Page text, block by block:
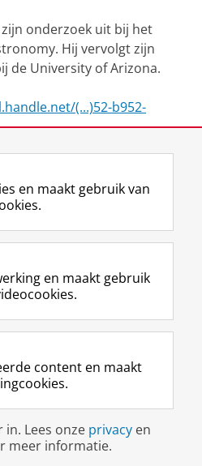
onderzoek uit bij het
Hij vervolgt zijn
de University of Arizona.
(...)52-b952-
F
a
e
b
o
p
a
i
n
a
L
i
k
e
I
-
p
g
i
n
R
S
-
f
e
R
k
s
u
I
n
t
r
m
c
c
o
Y
o
T
e
k
a
a
Inloggen
en maakt gebruik van
en maakt gebruik
content en maakt
Lees onze privacy en
meer informatie.